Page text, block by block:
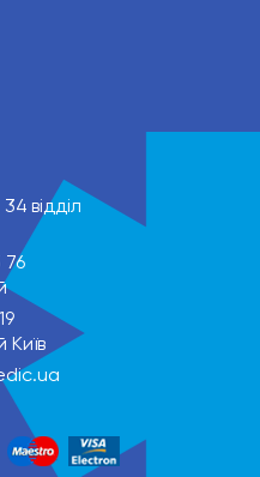
34 відділ